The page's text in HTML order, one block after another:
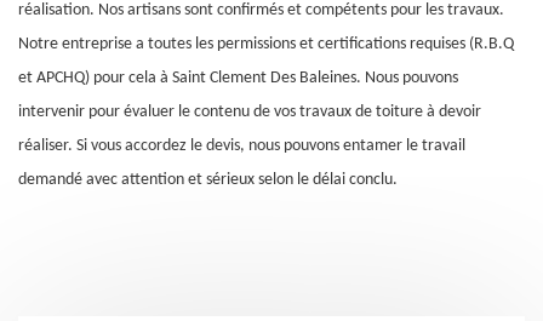
réalisation. Nos artisans sont confirmés et compétents pour les travaux.
Notre entreprise a toutes les permissions et certifications requises (R.B.Q
et APCHQ) pour cela à Saint Clement Des Baleines. Nous pouvons
intervenir pour évaluer le contenu de vos travaux de toiture à devoir
réaliser. Si vous accordez le devis, nous pouvons entamer le travail
demandé avec attention et sérieux selon le délai conclu.